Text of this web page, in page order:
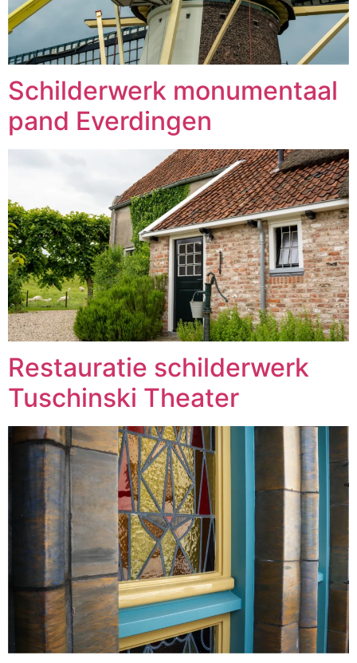
Schilderwerk monumentaal
pand Everdingen
Restauratie schilderwerk
Tuschinski Theater